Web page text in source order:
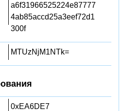
a6f31966525224e87777
4ab85accd25a3eef72d1
300f
MTUzNjM1NTk=
0xEA6DE7